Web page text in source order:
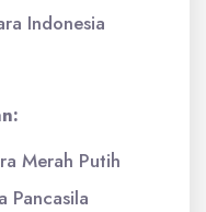
Indonesia
Merah Putih
Pancasila